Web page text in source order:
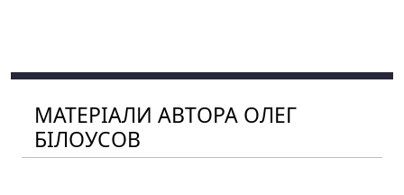
МАТЕРІАЛИ АВТОРА ОЛЕГ
БІЛОУСОВ